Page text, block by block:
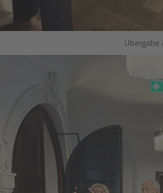
Übergabe